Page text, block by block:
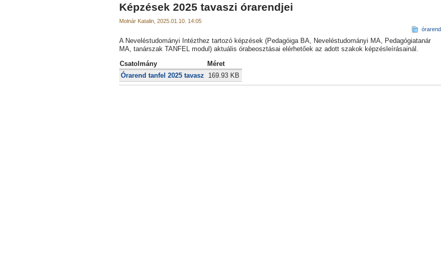
Képzések 2025 tavaszi órarendjei
Molnár Katalin, 2025.01.10. 14:05
órarend
A Neveléstudományi Intézthez tartozó képzések (Pedagóiga BA, Neveléstudományi MA, Pedagógiatanár
MA, tanárszak TANFEL modul) aktuális órabeosztásai elérhetőek az adott szakok képzésleírásainál.
Csatolmány
Méret
Órarend tanfel 2025 tavasz
169.93 KB